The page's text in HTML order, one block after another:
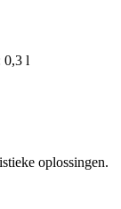
0,3 l
oplossingen.